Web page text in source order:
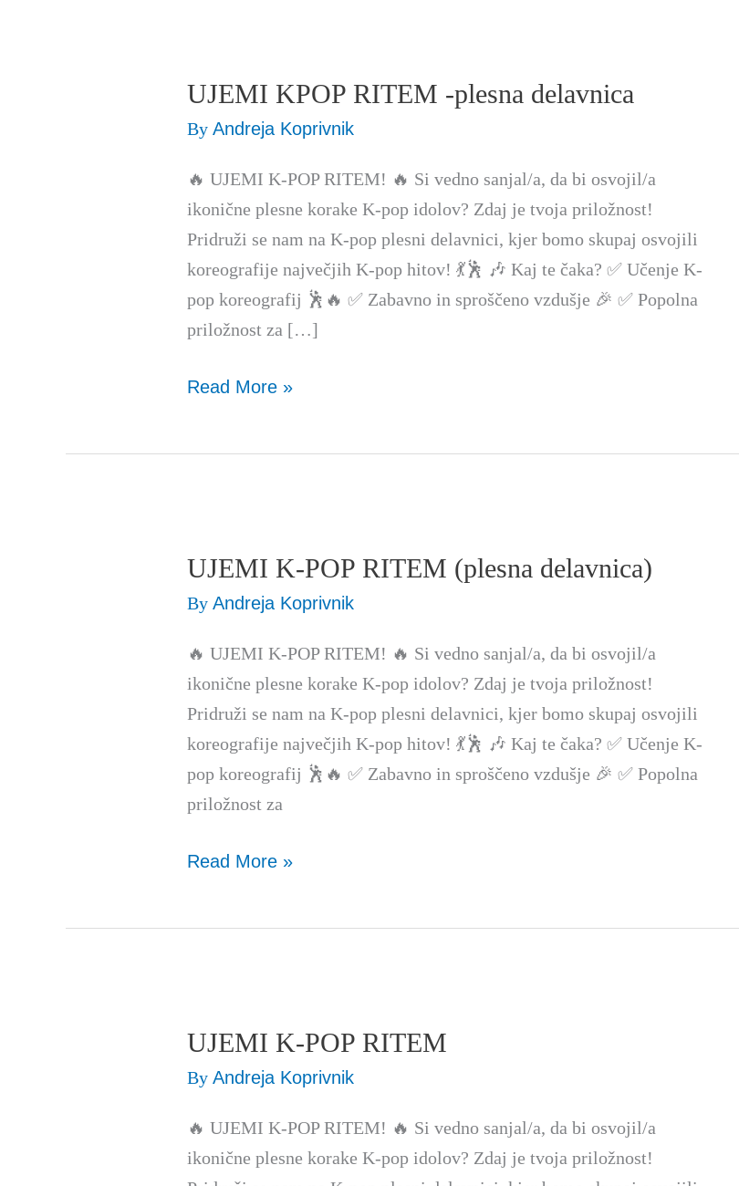
UJEMI KPOP RITEM -plesna delavnica
ByAndreja Koprivnik
🔥 UJEMI K-POP RITEM! 🔥 Si vedno sanjal/a, da bi osvojil/a
ikonične plesne korake K-pop idolov? Zdaj je tvoja priložnost!
Pridruži se nam na K-pop plesni delavnici, kjer bomo skupaj osvojili
koreografije največjih K-pop hitov! 💃🕺 🎶 Kaj te čaka? ✅ Učenje K-
pop koreografij 🕺🔥 ✅ Zabavno in sproščeno vzdušje 🎉 ✅ Popolna
priložnost za […]
UJEMI
KPOP
-
plesna
delavnica
Read More »
UJEMI K-POP RITEM (plesna delavnica)
ByAndreja Koprivnik
🔥 UJEMI K-POP RITEM! 🔥 Si vedno sanjal/a, da bi osvojil/a
ikonične plesne korake K-pop idolov? Zdaj je tvoja priložnost!
Pridruži se nam na K-pop plesni delavnici, kjer bomo skupaj osvojili
koreografije največjih K-pop hitov! 💃🕺 🎶 Kaj te čaka? ✅ Učenje K-
pop koreografij 🕺🔥 ✅ Zabavno in sproščeno vzdušje 🎉 ✅ Popolna
priložnost za
UJEMI
K-
RITEM
(plesna
delavnica)
Read More »
UJEMI K-POP RITEM
ByAndreja Koprivnik
🔥 UJEMI K-POP RITEM! 🔥 Si vedno sanjal/a, da bi osvojil/a
ikonične plesne korake K-pop idolov? Zdaj je tvoja priložnost!
UJEMI
K-
RITEM